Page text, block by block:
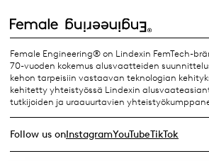
Female Engineering® on Lindexin FemTech-
70-vuoden kokemus alusvaatteiden
kehon tarpeisiin vastaavan teknologian
kehitetty yhteistyössä Lindexin
tutkijoiden ja uraauurtavien
Follow us onInstagramYouTubeTikTok